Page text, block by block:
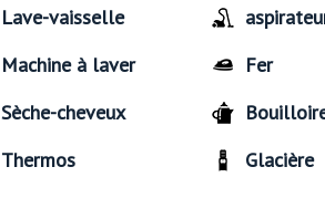
Lave-vaisselle
Machine à laver
Fer
Sèche-cheveux
Thermos Glacière